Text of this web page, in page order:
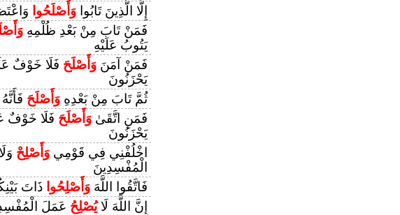
إِلَّا الَّذِينَ تَابُوا وَأَصْلَحُوا
فَمَنْ تَابَ مِنْ بَعْدِ ظُلْمِهِ
يَتُوبُ عَلَيْهِ
فَمَنْ آمَنَ وَأَصْلَحَ فَلَا خَوْفٌ
يَحْزَنُونَ
ثُمَّ تَابَ مِنْ بَعْدِهِ وَأَصْلَحَ
فَمَنِ اتَّقَىٰ وَأَصْلَحَ فَلَا خَوْفٌ
يَحْزَنُونَ
اخْلُفْنِي فِي قَوْمِي وَأَصْلِحْ
الْمُفْسِدِينَ
فَاتَّقُوا اللَّهَ وَأَصْلِحُوا ذَاتَ
إِنَّ اللَّهَ لَايُصْلِحُ عَمَلَ